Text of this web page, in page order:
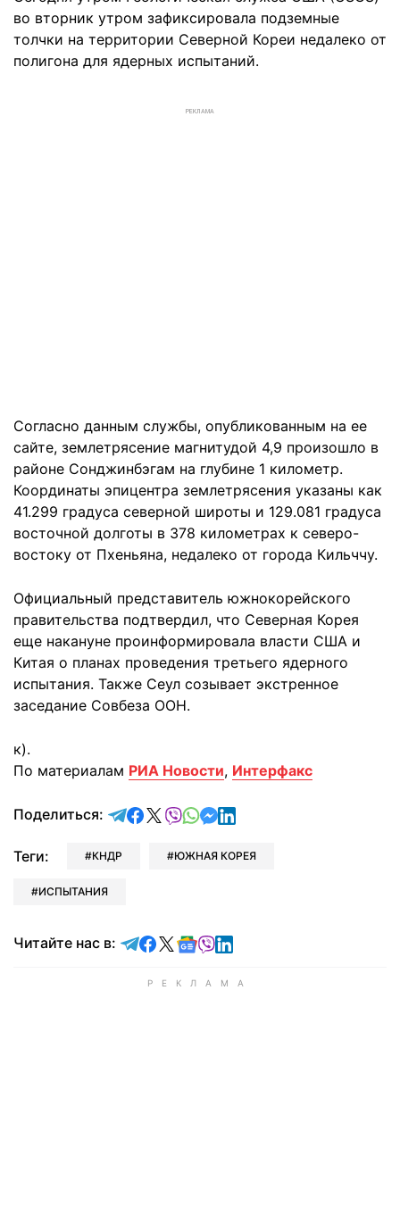
во вторник утром зафиксировала подземные
толчки на территории Северной Кореи недалеко от
полигона для ядерных испытаний.
РЕКЛАМА
Согласно данным службы, опубликованным на ее
сайте, землетрясение магнитудой 4,9 произошло в
районе Сонджинбэгам на глубине 1 километр.
Координаты эпицентра землетрясения указаны как
41.299 градуса северной широты и 129.081 градуса
восточной долготы в 378 километрах к северо-
востоку от Пхеньяна, недалеко от города Кильччу.
Официальный представитель южнокорейского
правительства подтвердил, что Северная Корея
еще накануне проинформировала власти США и
Китая о планах проведения третьего ядерного
испытания. Также Сеул созывает экстренное
заседание Совбеза ООН.
к).
По материалам РИА Новости, Интерфакс
Поделиться: отправить в Telegram
поделиться в Facebook
поделиться в X
отправить в Viber
отправить в Whatsapp
отправить в Messenger
отправить в LinkedIn
Теги: КНДР ЮЖНАЯ КОРЕЯ
ИСПЫТАНИЯ
Читайте нас в: Читайте в Telegram
Читайте в Facebook
Читайте в X
Читайте в Google news
Читайте в Viber
Читайте в LinkedIn